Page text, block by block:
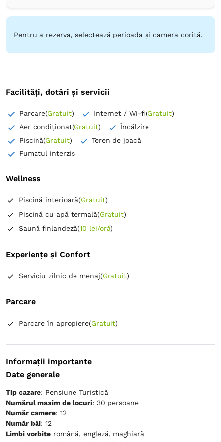
Plasă de ţânţari
Prosoape
Articole de toaletă gratuite
Pentru a rezerva, selectează perioada și camera dorită.
Facilități, dotări și servicii
Parcare(Gratuit) Internet / Wi-fi(Gratuit)
Aer condiționat(Gratuit)
Încălzire
Piscină(Gratuit)
Teren de joacă
Fumatul interzis
Wellness
Piscină interioară(Gratuit)
Piscină cu apă termală(Gratuit)
Saună finlandeză(10 lei/oră)
Experiențe și Confort
Serviciu zilnic de menaj(Gratuit)
Parcare
Parcare în apropiere(Gratuit)
Informații importante
Date generale
Tip cazare: Pensiune Turistică
Numărul maxim de locuri: 30 persoane
Număr camere: 12
Număr băi: 12
Limbi vorbite română, engleză, maghiară